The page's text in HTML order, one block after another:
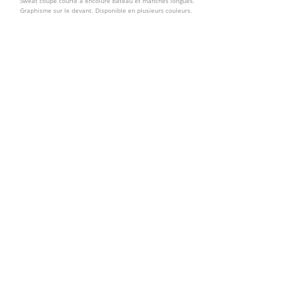
Graphisme sur le devant. Disponible en plusieurs couleurs.